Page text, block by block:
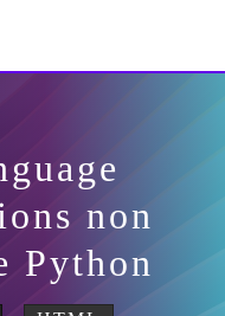
non
Python